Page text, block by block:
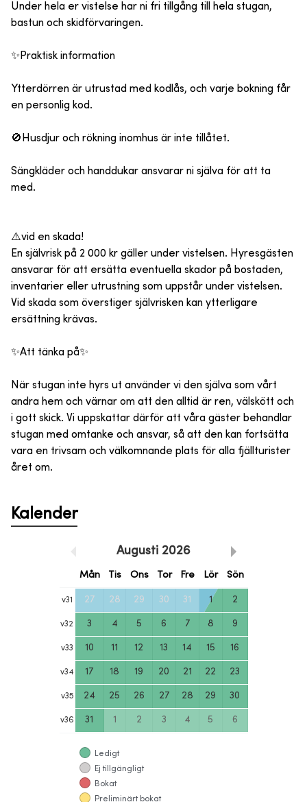
Under hela er vistelse har ni fri tillgång till hela stugan,
bastun och skidförvaringen.
✨️Praktisk information
Ytterdörren är utrustad med kodlås, och varje bokning får
en personlig kod.
🚫Husdjur och rökning inomhus är inte tillåtet.
Sängkläder och handdukar ansvarar ni själva för att ta
med.
⚠️vid en skada!
En självrisk på 2 000 kr gäller under vistelsen. Hyresgästen
ansvarar för att ersätta eventuella skador på bostaden,
inventarier eller utrustning som uppstår under vistelsen.
Vid skada som överstiger självrisken kan ytterligare
ersättning krävas.
✨️Att tänka på✨️
När stugan inte hyrs ut använder vi den själva som vårt
andra hem och värnar om att den alltid är ren, välskött och
i gott skick. Vi uppskattar därför att våra gäster behandlar
stugan med omtanke och ansvar, så att den kan fortsätta
vara en trivsam och välkomnande plats för alla fjällturister
året om.
Kalender
Augusti 2026
Mån Tis Ons Tor Fre Lör Sön
v31 27 28 29 30 31 1 2
v32 3 4 5 6 7 8 9
v33 10 11 12 13 14 15 16
v34 17 18 19 20 21 22 23
v35 24 25 26 27 28 29 30
v36 31 1 2 3 4 5 6
Ledigt
Ej tillgängligt
Bokat
Preliminärt bokat